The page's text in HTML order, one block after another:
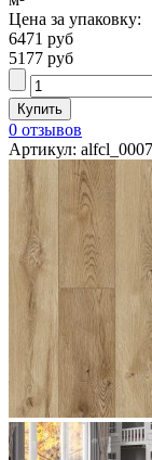
Цена за упаковку:
6471 руб
5177 руб
0 отзывов
Артикул: alfcl_0007